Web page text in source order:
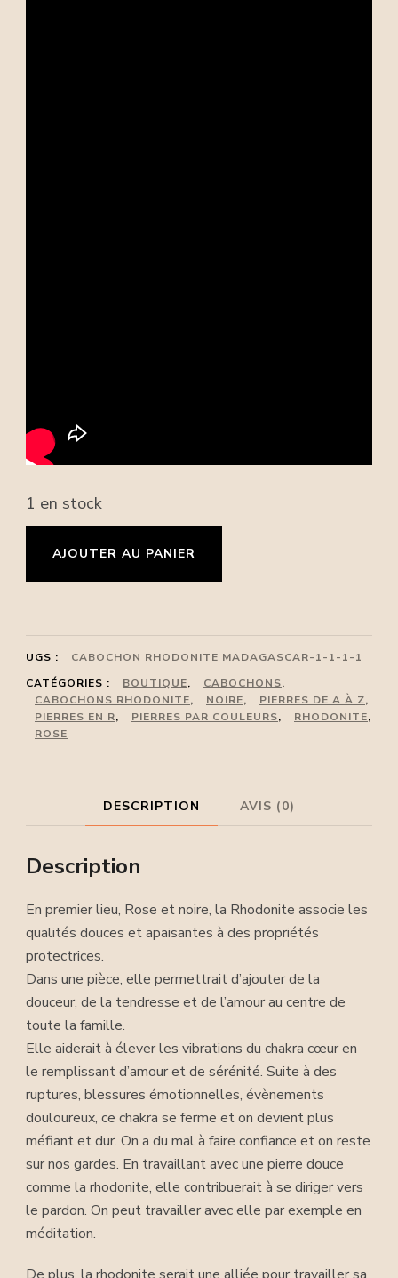
1 en stock
Madagascar,
Rho05
AJOUTER AU PANIER
UGS :
CABOCHON RHODONITE MADAGASCAR-1-1-1-1
CATÉGORIES :
BOUTIQUE, CABOCHONS,
CABOCHONS RHODONITE, NOIRE, PIERRES DE A À Z,
PIERRES EN R, PIERRES PAR COULEURS, RHODONITE,
ROSE
DESCRIPTION AVIS (0)
Description
En premier lieu, Rose et noire, la Rhodonite associe les
qualités douces et apaisantes à des propriétés
protectrices.
Dans une pièce, elle permettrait d’ajouter de la
douceur, de la tendresse et de l’amour au centre de
toute la famille.
Elle aiderait à élever les vibrations du chakra cœur en
le remplissant d’amour et de sérénité. Suite à des
ruptures, blessures émotionnelles, évènements
douloureux, ce chakra se ferme et on devient plus
méfiant et dur. On a du mal à faire confiance et on reste
sur nos gardes. En travaillant avec une pierre douce
comme la rhodonite, elle contribuerait à se diriger vers
le pardon. On peut travailler avec elle par exemple en
méditation.